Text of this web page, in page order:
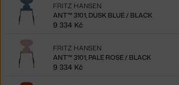
ANT™ 3101, DUSK BLUE / BLACK
FRITZ HANSEN
9 334 Kč
ANT™ 3101, PALE ROSE / BLACK
FRITZ HANSEN
9 334 Kč